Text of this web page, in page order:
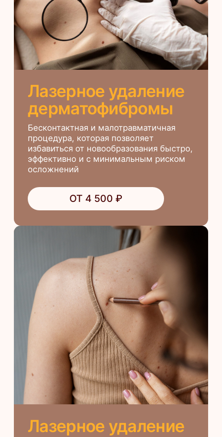
Лазерное удаление
кератом
Процедура рекомендована не только
для устранения эстетического дефекта,
но и в целях профилактики
опухоли в злокачественную
ОТ 3 500 ₽
Лазерное удаление
моллюсков
Для полного иссечения
новообразования достаточно одного
сеанса
ОТ 2 000 ₽